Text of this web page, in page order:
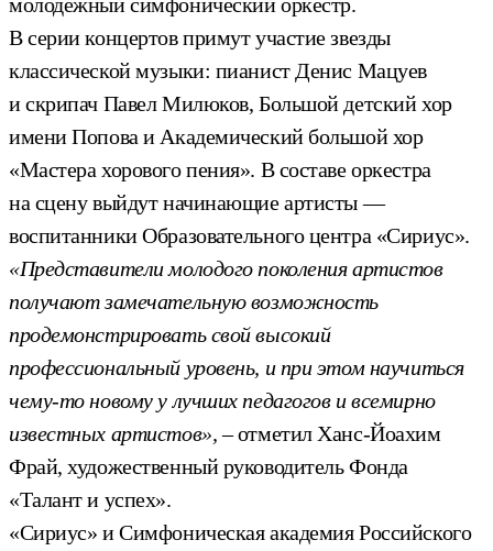
В серии концертов примут участие звезды
классической музыки: пианист Денис Мацуев
и скрипач Павел Милюков, Большой детский хор
имени Попова и Академический большой хор
«Мастера хорового пения». В составе оркестра
на сцену выйдут начинающие артисты —
воспитанники Образовательного центра «Сириус».
«Представители молодого поколения артистов
получают замечательную возможность
продемонстрировать свой высокий
профессиональный уровень, и при этом научиться
чему-то новому у лучших педагогов и всемирно
известных артистов», –отметил Ханс-Йоахим
Фрай, художественный руководитель Фонда
«Талант и успех».
«Сириус» и Симфоническая академия Российского